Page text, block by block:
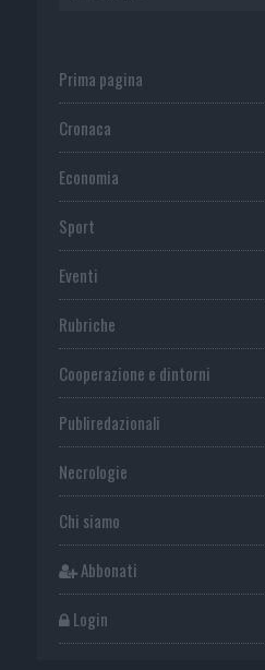
Prima pagina
Cronaca
Economia
Sport
Eventi
Rubriche
Cooperazione e dintorni
Publiredazionali
Necrologie
Chi siamo
Abbonati
Login